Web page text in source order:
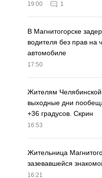
19:00 1
В Магнитогорске
водителя без прав на
автомобиле
17:50
Жителям Челябинской
выходные дни
+36 градусов. Скрин
16:53
Жительница
зазевавшейся
16:21